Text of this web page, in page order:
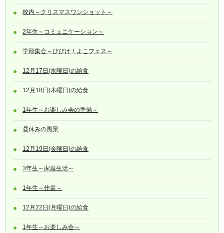
校内～クリスマスワンショット～
2年生～コミュニケーション～
学部集会～ひびけ！よこフェス～
12月17日(水曜日)の給食
12月18日(木曜日)の給食
1年生～お楽しみ会の準備～
昼休みの風景
12月19日(金曜日)の給食
3年生～家庭生活～
1年生～作業～
12月22日(月曜日)の給食
1年生～お楽しみ会～